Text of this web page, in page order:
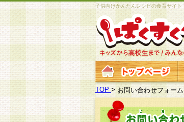
子供向けかんたんレシピの食育サイト
TOP >お問い合わせフォーム